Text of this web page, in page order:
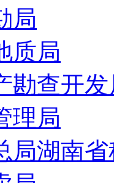
局
质局
勘查开发
理局
局湖南